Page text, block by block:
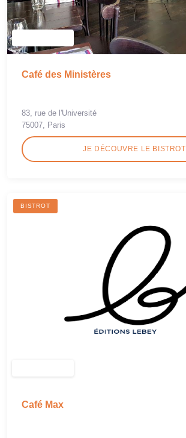
Café des Ministères
83, rue de l'Université
75007, Paris
JE DÉCOUVRE LE BISTROT
BISTROT
Café Max